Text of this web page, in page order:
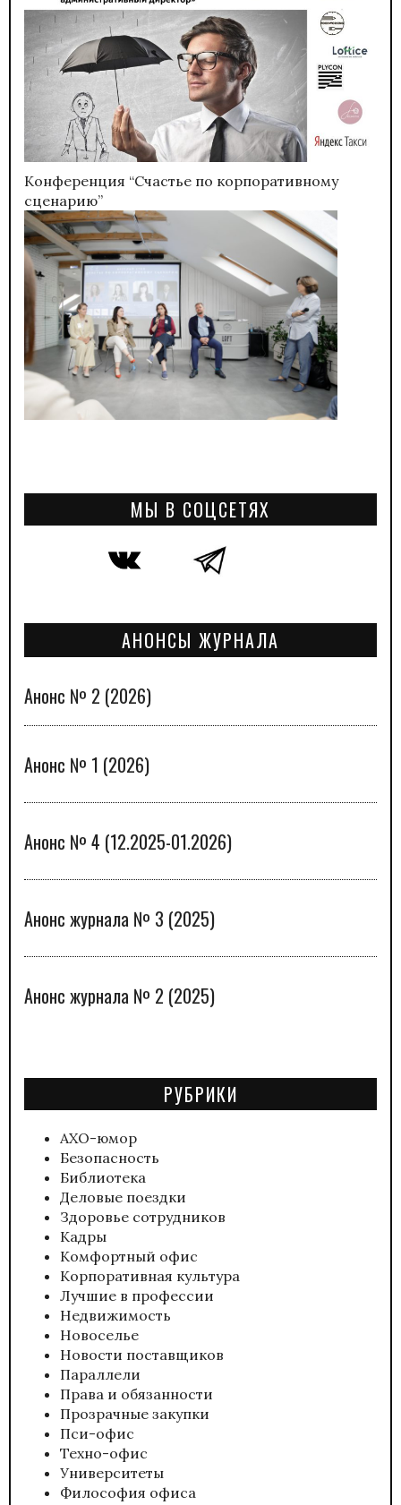
Конференция “Счастье по корпоративному
сценарию”
МЫ В СОЦСЕТЯХ
АНОНСЫ ЖУРНАЛА
Анонс № 2 (2026)
Анонс № 1 (2026)
Анонс № 4 (12.2025-01.2026)
Анонс журнала № 3 (2025)
Анонс журнала № 2 (2025)
РУБРИКИ
АХО-юмор
Безопасность
Библиотека
Деловые поездки
Здоровье сотрудников
Кадры
Комфортный офис
Корпоративная культура
Лучшие в профессии
Недвижимость
Новоселье
Новости поставщиков
Параллели
Права и обязанности
Прозрачные закупки
Пси-офис
Техно-офис
Университеты
Философия офиса